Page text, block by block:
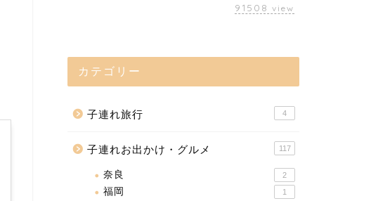
91508 view
カテゴリー
子連れ旅行 4
子連れお出かけ・グルメ 117
奈良 2
福岡 1